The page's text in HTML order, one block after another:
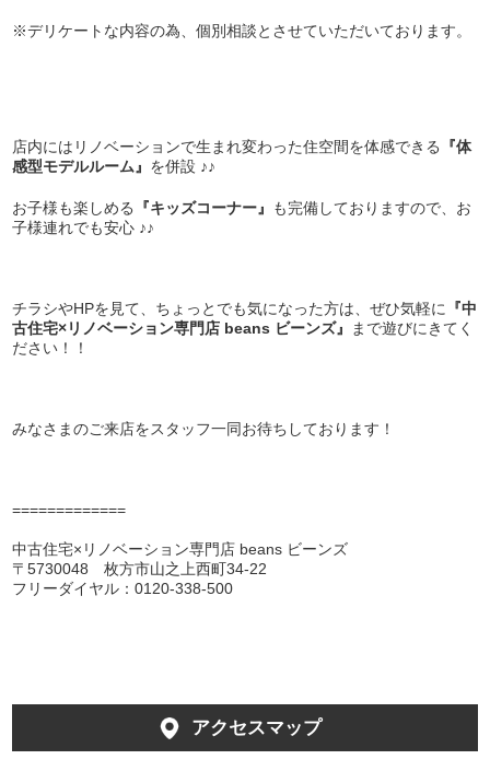
※デリケートな内容の為、個別相談とさせていただいております。
店内にはリノベーションで生まれ変わった住空間を体感できる
『体
感型モデルルーム』 を併設 ♪♪
お子様も楽しめる 『キッズコーナー』
も完備しておりますので、お
子様連れでも安心 ♪♪
チラシやHPを見て、ちょっとでも気になった方は、ぜひ気軽に 『中
古住宅×リノベーション専門店 beans ビーンズ』
まで遊びにきてく
ださい！！
みなさまのご来店をスタッフ一同お待ちしております！
=============
中古住宅×リノベーション専門店 beans ビーンズ
〒5730048 枚方市山之上西町34-22
フリーダイヤル：0120-338-500
アクセスマップ